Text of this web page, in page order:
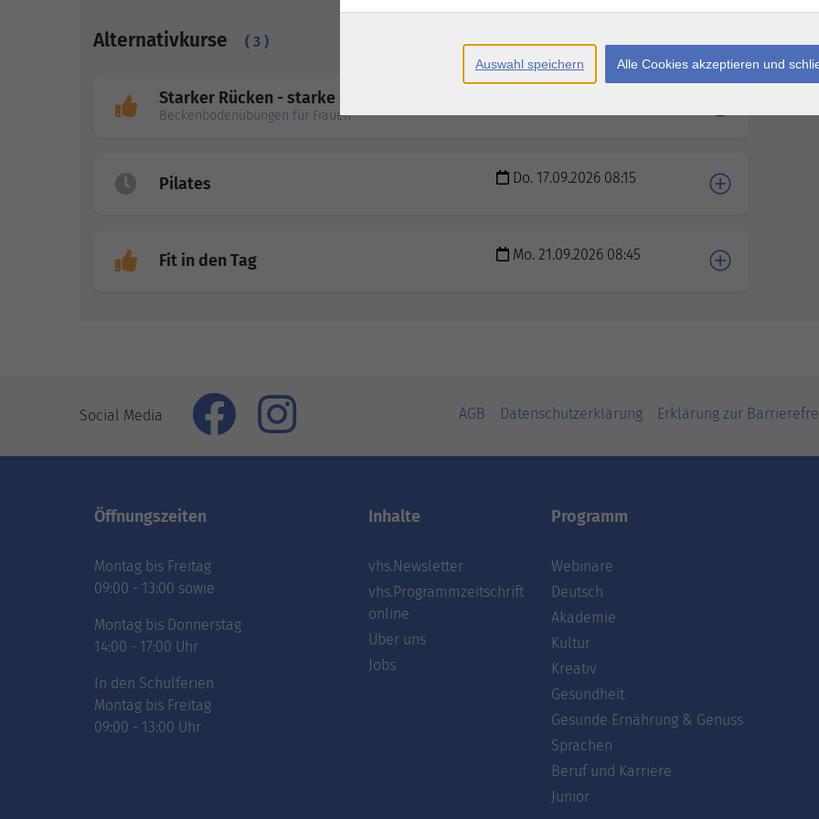
Alternativkurse ( 3 )
Starker Rücken - starke Mitte
Beckenbodenübungen für Frauen
Pilates Do. 17.09.2026 08:15
Fit in den Tag Mo. 21.09.2026 08:45
Social Media AGB Datenschutzerklärung Erklärung zur
Öffnungszeiten
Montag bis Freitag
09:00 - 13:00 sowie
Montag bis Donnerstag
14:00 - 17:00 Uhr
In den Schulferien
Montag bis Freitag
09:00 - 13:00 Uhr
Inhalte
vhs.Newsletter
vhs.Programmzeitschrift
online
Über uns
Jobs
Programm
Webinare
Deutsch
Akademie
Kultur
Kreativ
Gesundheit
Gesunde Ernährung & Genuss
Sprachen
Beruf und Karriere
Junior
Auswahl speichern Alle Cookies akzeptieren und